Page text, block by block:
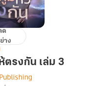
ด
าง
ตรงกัน เล่ม 3